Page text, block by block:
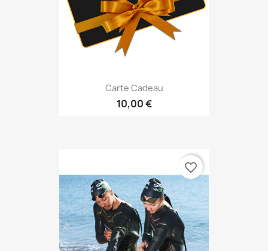
Carte Cadeau
10,00 €
favorite_border